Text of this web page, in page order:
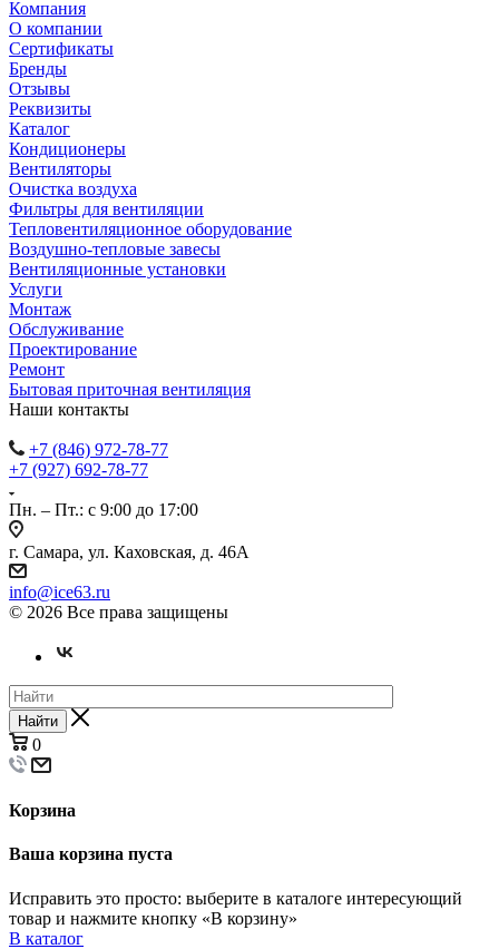
Компания
О компании
Сертификаты
Бренды
Отзывы
Реквизиты
Каталог
Кондиционеры
Вентиляторы
Очистка воздуха
Фильтры для вентиляции
Тепловентиляционное оборудование
Воздушно-тепловые завесы
Вентиляционные установки
Услуги
Монтаж
Обслуживание
Проектирование
Ремонт
Бытовая приточная вентиляция
Наши контакты
+7 (846) 972-78-77
+7 (927) 692-78-77
Пн. – Пт.: с 9:00 до 17:00
г. Самара, ул. Каховская, д. 46А
info@ice63.ru
© 2026 Все права защищены
Найти
0
Корзина
Ваша корзина пуста
Исправить это просто: выберите в каталоге интересующий
товар и нажмите кнопку «В корзину»
В каталог